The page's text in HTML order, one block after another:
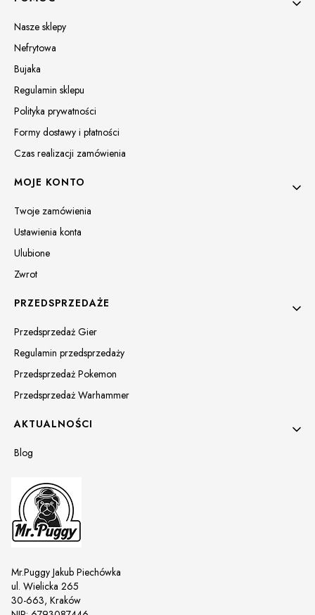
Nasze sklepy
Nefrytowa
Bujaka
Regulamin sklepu
Polityka prywatności
Formy dostawy i płatności
Czas realizacji zamówienia
MOJE KONTO
Twoje zamówienia
Ustawienia konta
Ulubione
Zwrot
PRZEDSPRZEDAŻE
Przedsprzedaż Gier
Regulamin przedsprzedaży
Przedsprzedaż Pokemon
Przedsprzedaż Warhammer
AKTUALNOŚCI
Blog
Mr.Puggy Jakub Piechówka
ul. Wielicka 265
30-663, Kraków